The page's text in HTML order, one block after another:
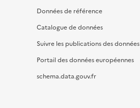
Données de référence
Catalogue de données
Suivre les publications des données
Portail des données européennes
schema.data.gouv.fr